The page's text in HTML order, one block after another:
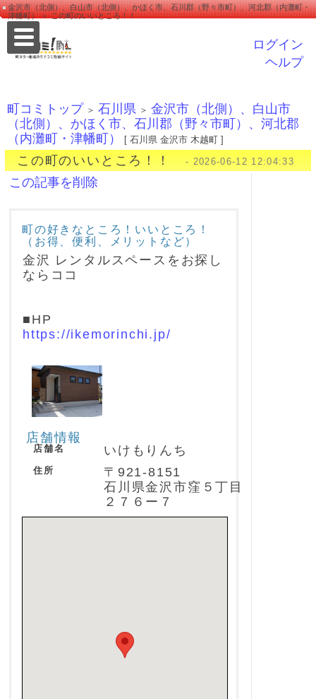
金沢市（北側）、白山市（北側）、かほく市、石川郡（野々市町）、河北郡（内灘町・
津幡町） ＞ この町のいいところ！！
ログイン
ヘルプ
町コミトップ ＞ 石川県 ＞ 金沢市（北側）、白山市
（北側）、かほく市、石川郡（野々市町）、河北郡
（内灘町・津幡町）
[ 石川県 金沢市 木越町 ]
この町のいいところ！！ - 2026-06-12 12:04:33
この記事を削除
町の好きなところ！いいところ！
（お得、便利、メリットなど）
金沢 レンタルスペースをお探し
ならココ
■HP
https://ikemorinchi.jp/
店舗情報
店舗名 いけもりんち
住所
〒921-8151
石川県金沢市窪５丁目
２７６ー７